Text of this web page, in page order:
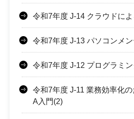
令和7年度 J-14 クラウドに
令和7年度 J-13 パソコンメ
令和7年度 J-12 プログラミン
令和7年度 J-11 業務効率化
A入門(2)